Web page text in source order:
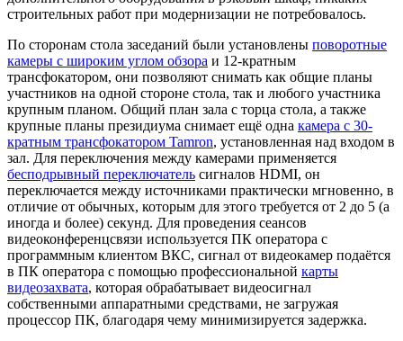
строительных работ при модернизации не потребовалось.
По сторонам стола заседаний были установлены поворотные
камеры с широким углом обзора и 12-кратным
трансфокатором, они позволяют снимать как общие планы
участников на одной стороне стола, так и любого участника
крупным планом. Общий план зала с торца стола, а также
крупные планы президиума снимает ещё одна камера с 30-
кратным трансфокатором Tamron, установленная над входом в
зал. Для переключения между камерами применяется
бесподрывный переключатель сигналов HDMI, он
переключается между источниками практически мгновенно, в
отличие от обычных, которым для этого требуется от 2 до 5 (а
иногда и более) секунд. Для проведения сеансов
видеоконференцсвязи используется ПК оператора с
программным клиентом ВКС, сигнал от видеокамер подаётся
в ПК оператора с помощью профессиональной карты
видеозахвата, которая обрабатывает видеосигнал
собственными аппаратными средствами, не загружая
процессор ПК, благодаря чему минимизируется задержка.